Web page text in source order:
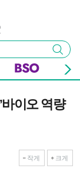
검색
이오 역량
작게 크게